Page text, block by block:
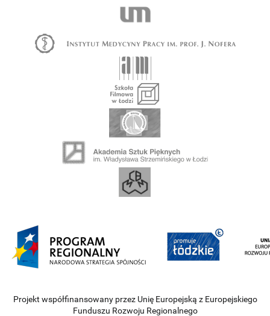
Projekt współfinansowany przez Unię Europejską z Europejskiego
Funduszu Rozwoju Regionalnego